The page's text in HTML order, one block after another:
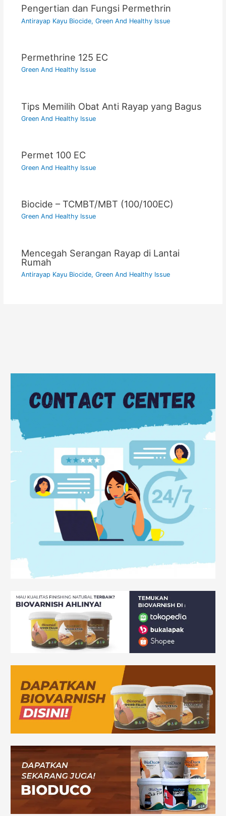
Pengertian dan Fungsi Permethrin
Antirayap Kayu Biocide, Green And Healthy Issue
Permethrine 125 EC
Green And Healthy Issue
Tips Memilih Obat Anti Rayap yang Bagus
Green And Healthy Issue
Permet 100 EC
Green And Healthy Issue
Biocide – TCMBT/MBT (100/100EC)
Green And Healthy Issue
Mencegah Serangan Rayap di Lantai
Rumah
Antirayap Kayu Biocide, Green And Healthy Issue